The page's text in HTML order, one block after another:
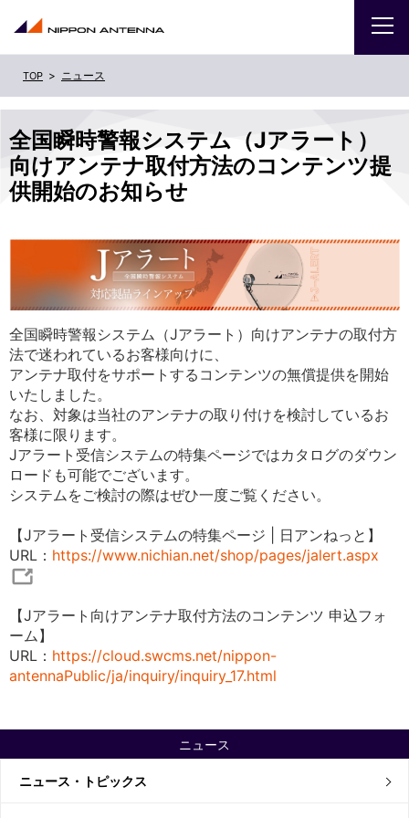
ニュース
ニュース・トピックス
全国瞬時警報システム（Jアラート）
向けアンテナ取付方法のコンテンツ提
供開始のお知らせ
全国瞬時警報システム（Jアラート）向けアンテナの取付方
法で迷われているお客様向けに、
アンテナ取付をサポートするコンテンツの無償提供を開始
いたしました。
なお、対象は当社のアンテナの取り付けを検討しているお
客様に限ります。
Jアラート受信システムの特集ページではカタログのダウン
ロードも可能でございます。
システムをご検討の際はぜひ一度ご覧ください。
【Jアラート受信システムの特集ページ | 日アンねっと】
URL： https://www.nichian.net/shop/pages/jalert.aspx
【Jアラート向けアンテナ取付方法のコンテンツ 申込フォ
ーム】
URL： https://cloud.swcms.net/nippon-
antennaPublic/ja/inquiry/inquiry_17.html
ニュース
IR
商品・サービス
お問い合わせ
サイトマップ